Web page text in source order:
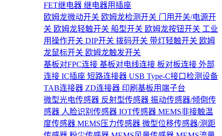
FET继电器 继电器用插座
欧姆龙微动开关 欧姆龙检测开关 门用开关/电源开
关 欧姆龙轻触开关 船型开关 欧姆龙按钮开关 工业
用操作开关 DIP开关 拨码开关 带灯轻触开关 欧姆
龙鼠标开关 欧姆龙触发开关
基板对FPC连接 基板对电线连接 板对板连接 外部
连接 IC插座 短路连接器 USB Type-C接口检测设备
TAB连接器 ZD连接器 印刷基板用端子台
微型光电传感器 反射型传感器 振动传感器/倾倒传
感器 人脸识别传感器 IOT传感器 MEMS非接触温
度传感器 MEMS压力传感器 微型位移传感器/测距